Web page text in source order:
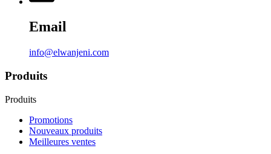
Email
info@elwanjeni.com
Produits
Produits
Promotions
Nouveaux produits
Meilleures ventes